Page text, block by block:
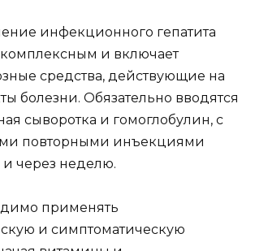
инфекционного гепатита
и включает
средства, действующие на
болезни. Обязательно вводятся
сыворотка и гомоглобулин, с
повторными инъекциями
и через неделю.
применять
и симптоматическую